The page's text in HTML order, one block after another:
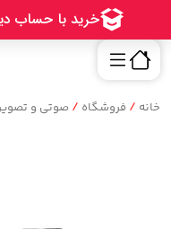
خانه / فروشگاه / صوتی و